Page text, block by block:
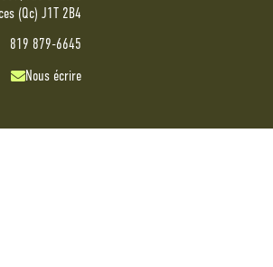
(Qc) J1T 2B4
819 879-6645
Nous écrire